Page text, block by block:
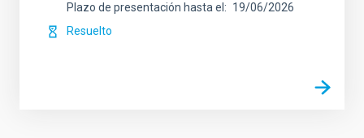
Plazo de presentación hasta el
19/06/2026
Resuelto